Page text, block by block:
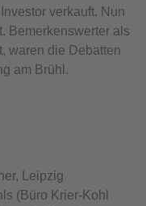
verkauft. Nun
Bemerkenswerter als
waren die Debatten
am Brühl.
Leipzig
(Büro Krier-Kohl